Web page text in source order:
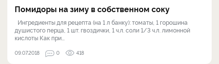
Помидоры на зиму в собственном соку
Ингредиенты для рецепта (на 1 л банку): томаты, 1 горошина
душистого перца, 1 шт. гвоздички, 1 ч.л. соли 1/3 ч.л. лимонной
кислоты Как при...
09.07.2018 0 418